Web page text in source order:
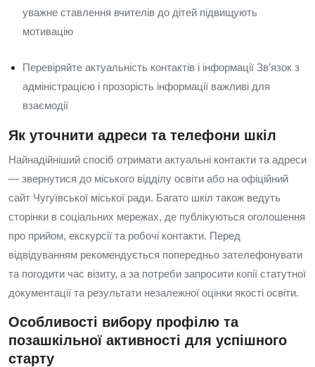
уважне ставлення вчителів до дітей підвищують
мотивацію
Перевіряйте актуальність контактів і інформації Зв’язок з
адміністрацією і прозорість інформації важливі для
взаємодії
Як уточнити адреси та телефони шкіл
Найнадійніший спосіб отримати актуальні контакти та адреси
— звернутися до міського відділу освіти або на офіційний
сайт Чугуївської міської ради. Багато шкіл також ведуть
сторінки в соціальних мережах, де публікуються оголошення
про прийом, екскурсії та робочі контакти. Перед
відвідуванням рекомендується попередньо зателефонувати
та погодити час візиту, а за потреби запросити копії статутної
документації та результати незалежної оцінки якості освіти.
Особливості вибору профілю та
позашкільної активності для успішного
старту